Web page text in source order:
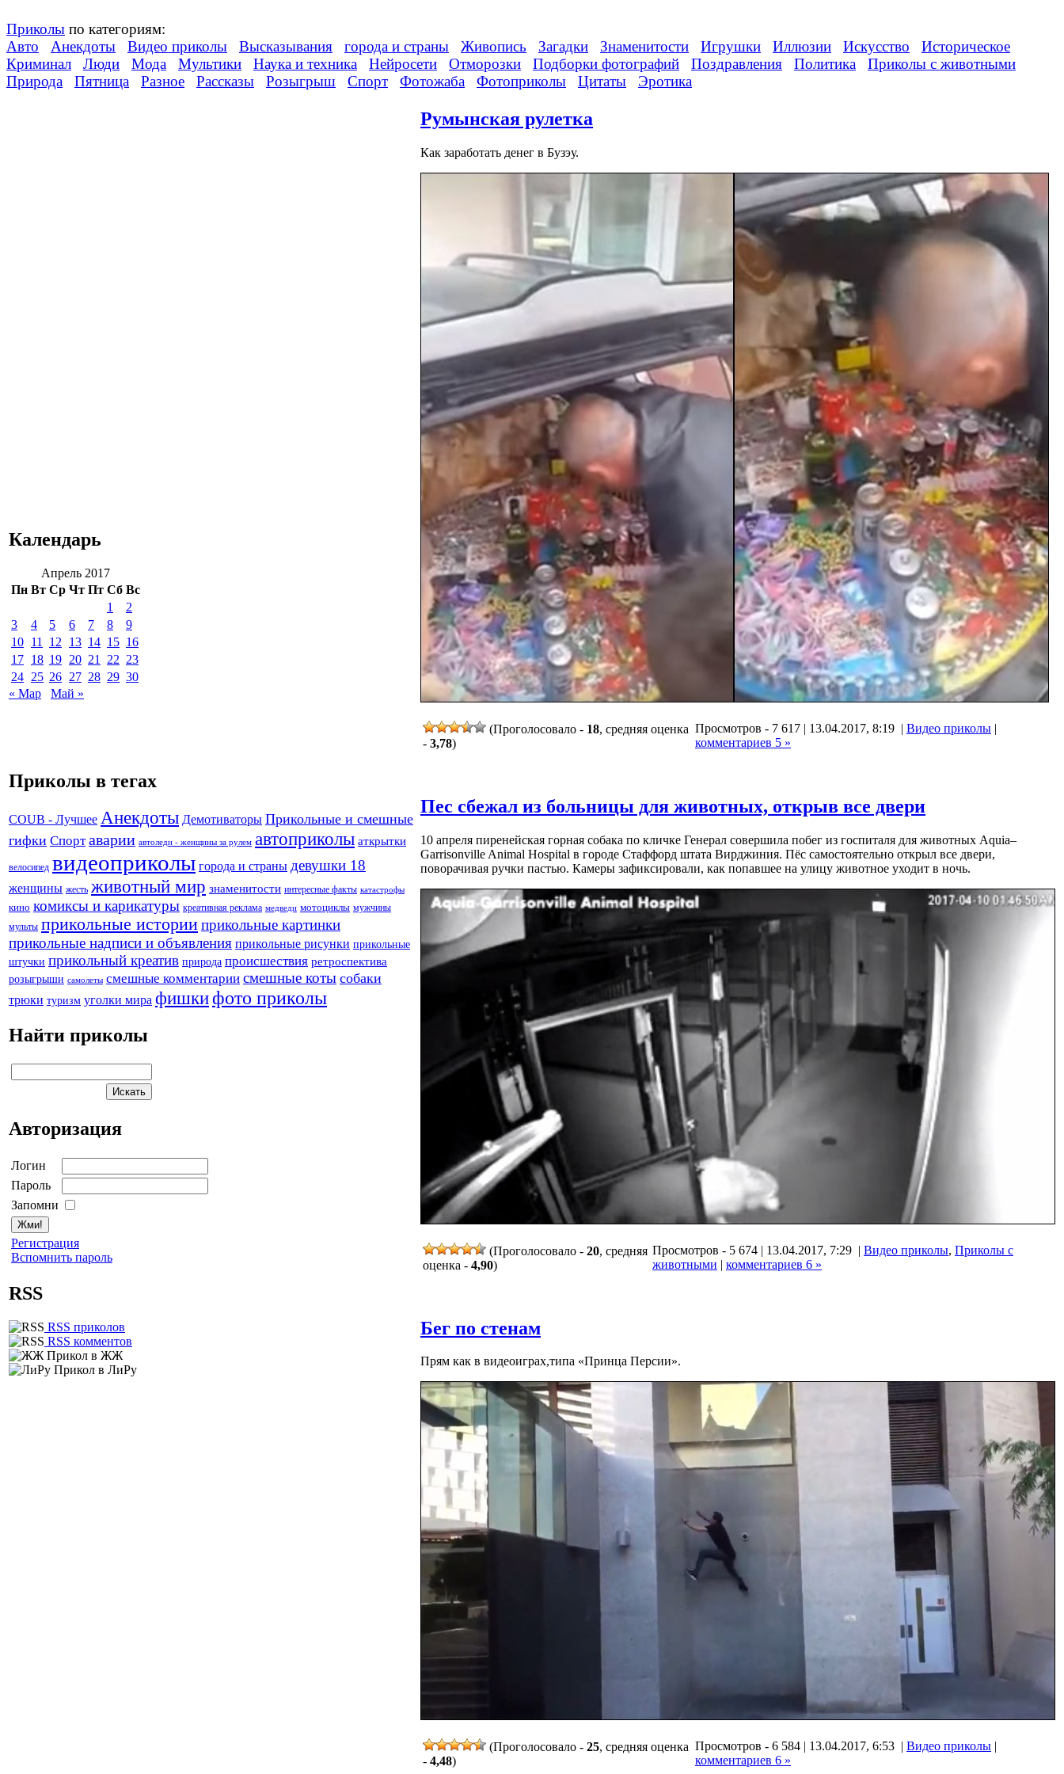
Приколы по категориям:
Авто
Анекдоты Видео приколы Высказывания города и страны Живопись Загадки Знаменитости Игрушки Иллюзии Искусство
Историческое
Криминал
Люди Мода Мультики Наука и техника Нейросети Отморозки Подборки фотографий Поздравления Политика
Приколы с животными
Природа
Пятница Разное Рассказы Розыгрыш Спорт Фотожаба Фотоприколы Цитаты Эротика
Календарь
Апрель 2017
Пн Вт Ср Чт Пт Сб Вс
1
2
3
4 5 6 7 8
9
10 11 12 13 14 15 16
17 18 19 20 21 22 23
24 25 26 27 28 29 30
« Мар
Май »
Приколы в тегах
COUB - Лучшее Анекдоты Демотиваторы Прикольные и смешные
гифки Спорт аварии автоледи - женщины за рулем автоприколы аткрытки
велосипед видеоприколы города и страны девушки 18
женщины жесть животный мир знаменитости интересные факты катастрофы
кино комиксы и карикатуры креативная реклама медведи мотоциклы мужчины
мульты прикольные историиприкольные картинки
прикольные надписи и объявления прикольные рисунки прикольные
штучки прикольный креатив природа происшествия ретроспектива
розыгрыши самолеты смешные комментарии смешные коты собаки
трюки туризм уголки мира фишкифото приколы
Найти приколы
Авторизация
Логин
Пароль
Запомни
Регистрация
Вспомнить пароль
RSS
RSS приколов
RSS комментов
Прикол в ЖЖ
Прикол в ЛиРу
Румынская рулетка
Как заработать денег в Бузэу.
(Проголосовало - 18, средняя оценка
- 3,78)
Просмотров - 7 617 | 13.04.2017, 8:19 | Видео приколы |
комментариев 5 »
Пес сбежал из больницы для животных, открыв все двери
10 апреля пиренейская горная собака по кличке Генерал совершила побег из госпиталя для животных Aquia–
Garrisonville Animal Hospital в городе Стаффорд штата Вирджиния. Пёс самостоятельно открыл все двери,
поворачивая ручки пастью. Камеры зафиксировали, как попавшее на улицу животное уходит в ночь.
(Проголосовало - 20, средняя
оценка - 4,90)
Просмотров - 5 674 | 13.04.2017, 7:29 | Видео приколы, Приколы с
животными | комментариев 6 »
Бег по стенам
Прям как в видеоиграх,типа «Принца Персии».
(Проголосовало - 25, средняя оценка
- 4,48)
Просмотров - 6 584 | 13.04.2017, 6:53 | Видео приколы |
комментариев 6 »